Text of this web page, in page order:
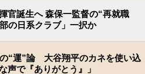
官誕生へ 森保一監督の“再就職
の日系クラブ」一択か
“運”論 大谷翔平のカネを使い込
声で『ありがとう』」